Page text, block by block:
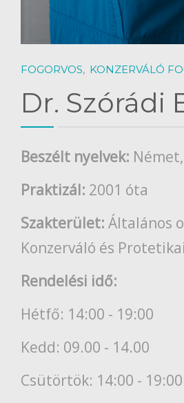
FOGORVOS, KONZERVÁLÓ
Dr. Szórádi
Beszélt nyelvek:
Praktizál: 2001 óta
Szakterület: Általános
Konzerváló és
Rendelési idő:
Hétfő: 14:00 - 19:00
Kedd: 09.00 - 14.00
Csütörtök: 14:00 - 19:00